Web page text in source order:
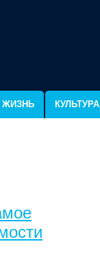
ЖИЗНЬ КУЛЬТУРА